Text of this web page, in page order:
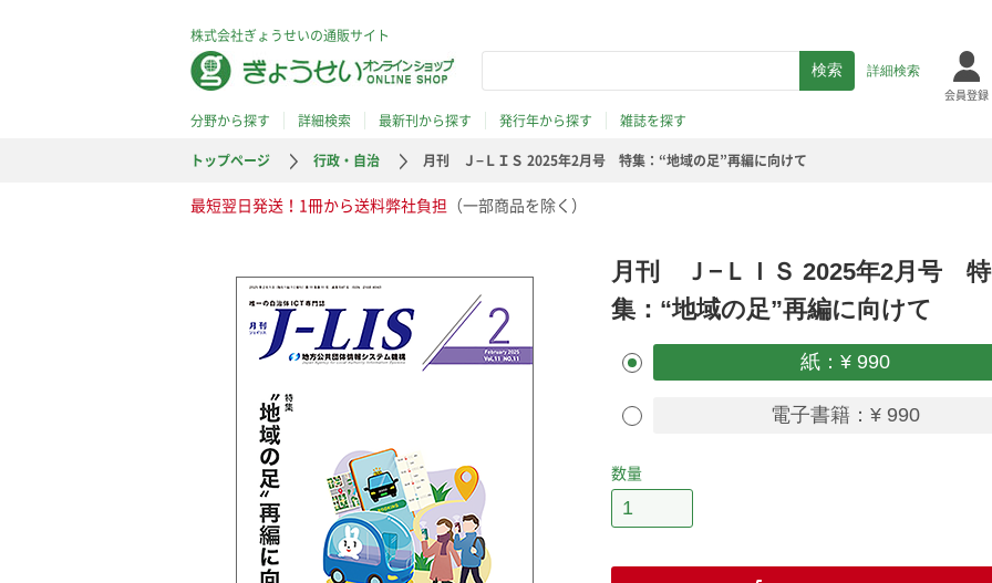
株式会社ぎょうせいの通販サイト
詳細検索
会員登録
分野から探す 詳細検索 最新刊から探す 発行年から探す
雑誌を探す
トップページ
行政・自治 月刊 Ｊ−ＬＩＳ 2025年2月号 特集：“地域の足”再編に向けて
最短翌日発送！1冊から送料弊社負担 （一部商品を除く）
月刊 Ｊ−ＬＩＳ 2025年2月号 特
集：“地域の足”再編に向けて
紙：¥ 990
電子書籍：¥ 990
数量